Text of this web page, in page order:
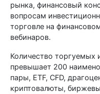
рынка, финансовый
вопросам
торговле на
вебинаров.
Количество торгуемых
превышает 200
пары, ETF, CFD,
криптовалюты,